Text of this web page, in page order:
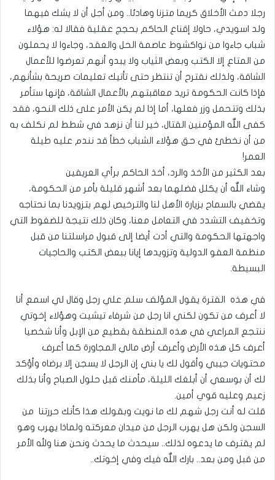
رجلا دمث الأخلاق كريما متزنا وهادئا.. ومن أجل أن لا يشك فيهما
ولد اسويدي، حاولا إقناع الحاكم بحجج عقلية فقالا له: هؤلاء
شباب جاءوا من نواكشوط عاصمة الحل والعقد، وجاءوا لا يحملون
من المتاع إلا الكتب وبعض الثياب ولا يبدو أنهم تعرضوا للأعمال
الشاقة، ولذلك نقترح أن تنتظر حتى تأتيك تعليمات صريحة بشأنهم،
فإذا كانت الحكومة تريد معاقبتهم بالأعمال الشاقة، فإنها ستأمر
بذلك وتتحمل وزر فعلها، أما إذا لم يكن الأمر على ذلك النحو، فقد
كفى اللّٰه المؤمنين القتال، خير لنا أن نزهد في شطط لم نكلف به
من أن نخطئ في حق هؤلاء الشباب خطأ قد نندم عليه طيلة
العمر!
بعد الكثير من الأخذ والرد، أخذ الحاكم برأي العريفين
وشاء اللّٰه أن يكلل فضلهما بعد أشهر قليلة بأمر من الحكومة،
يقضي بالسماح بزيارة الأهل لنا والترخيص لهم بتزويدنا بما نحتاجه
وتخفيف التشدد في التعامل معنا، وكان ذلك نتيجة للضغوط التي
واجهتها الحكومة والتي أدت أيضا إلى قبول مراسلتنا من قبل
منظمة العفو الدولية وتزويدها إيانا ببعض الكتب والحاجيات
البسيطة.
في هذه الفترة يقول المؤلف سلم علي رجل وقال لي اسمع أنا
لا أعرف من تكون لكني انا رجل من شرفاء تيشيت وهؤلاء إخوتي
ننتجع المراعي في هذه المنطقة بقطيع من الإبل وأنا شخصيا
أعرف كل هذه الأرض وأعرف أرض مالي المجاورة كما أعرف
محتويات جيبي وأقول لك يا بني إن الرجل لا يسجن إلا برضاه وأؤكد
لك أن بوسعي أن أبلغك الليلة، مأمنك قبل حلول الصباح وأنا بذلك
زعيم وعليه قوي أمين.
قلت له أنت رجل شهم لك ما نويت وبقولك هذا كأنك حررتنا من
السجن ولكن هل يهرب الرجل من ميدان معركته ولماذا يهرب وهو
لم يقترف ما يدعوه لذلك.. سيحدث ما يحدث ونحن هنا ولله الأمر
من قبل ومن بعد.. بارك اللّٰه فيك وفي إخوتك..